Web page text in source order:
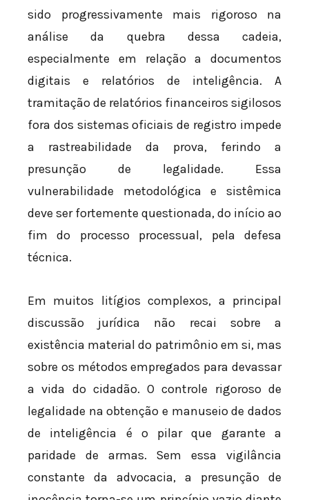
sido progressivamente mais rigoroso na
análise da quebra dessa cadeia,
especialmente em relação a documentos
digitais e relatórios de inteligência. A
tramitação de relatórios financeiros sigilosos
fora dos sistemas oficiais de registro impede
a rastreabilidade da prova, ferindo a
presunção de legalidade. Essa
vulnerabilidade metodológica e sistêmica
deve ser fortemente questionada, do início ao
fim do processo processual, pela defesa
técnica.
Em muitos litígios complexos, a principal
discussão jurídica não recai sobre a
existência material do patrimônio em si, mas
sobre os métodos empregados para devassar
a vida do cidadão. O controle rigoroso de
legalidade na obtenção e manuseio de dados
de inteligência é o pilar que garante a
paridade de armas. Sem essa vigilância
constante da advocacia, a presunção de